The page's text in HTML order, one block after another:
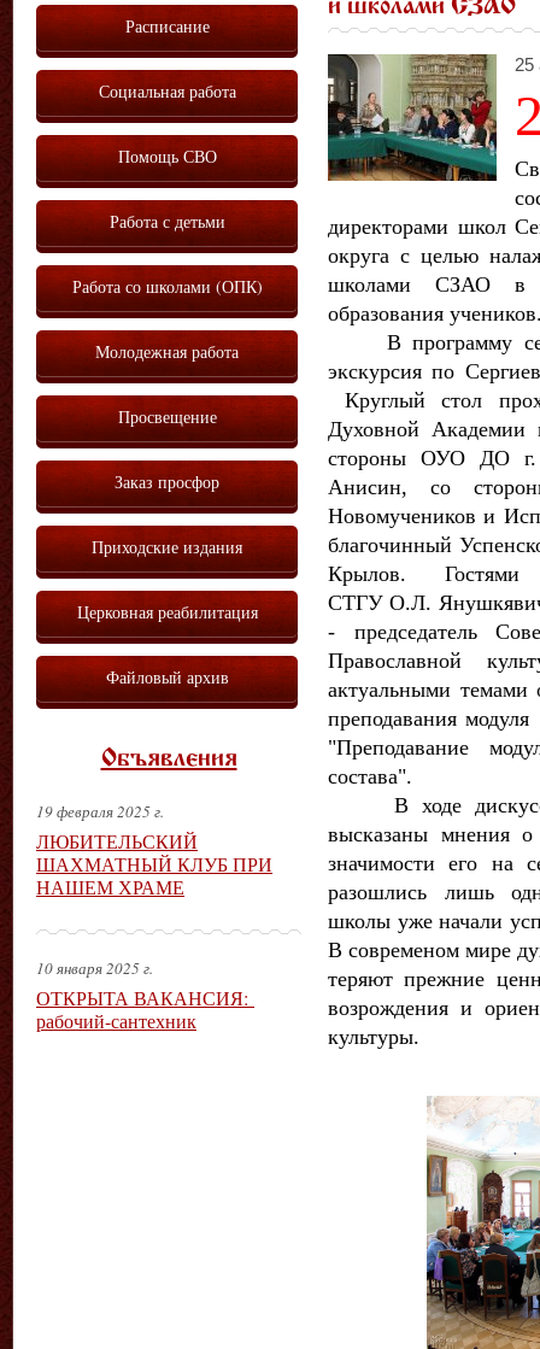
и школами СЗАО
25
директорами школ
округа с целью
школами СЗАО в
образования
В программу
экскурсия по
Круглый стол
Духовной Академии
стороны ОУО ДО г.
Анисин, со
Новомучеников и
благочинный
Крылов. Гостями
СТГУ О.Л.
- председатель
Православной
актуальными темами
преподавания
"Преподавание
состава".
В ходе
высказаны мнения
значимости его на
разошлись лишь
школы уже начали
В современом мире
теряют прежние
возрождения и
культуры.
Расписание
Социальная работа
Помощь СВО
Работа с детьми
Работа со школами (ОПК)
Молодежная работа
Просвещение
Заказ просфор
Приходские издания
Церковная реабилитация
Файловый архив
Объявления
19 февраля 2025 г.
ЛЮБИТЕЛЬСКИЙ
ШАХМАТНЫЙ КЛУБ ПРИ
НАШЕМ ХРАМЕ
10 января 2025 г.
ОТКРЫТА ВАКАНСИЯ:
рабочий-сантехник